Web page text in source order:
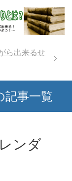
ら出来るせ
記事一覧
ンダ